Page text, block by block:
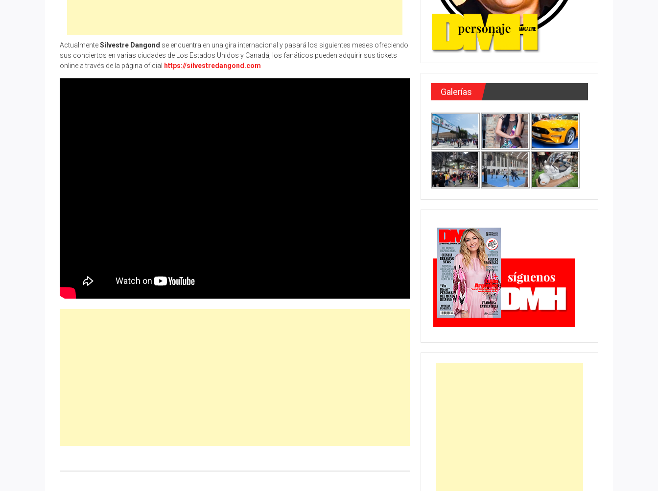
ActualmenteSilvestre Dangond se encuentra en una gira internacional y pasará los siguientes meses ofreciendo
sus conciertos en varias ciudades de Los Estados Unidos y Canadá, los fanáticos pueden adquirir sus tickets
online a través de la página oficial
https://silvestredangond.com
Galerías